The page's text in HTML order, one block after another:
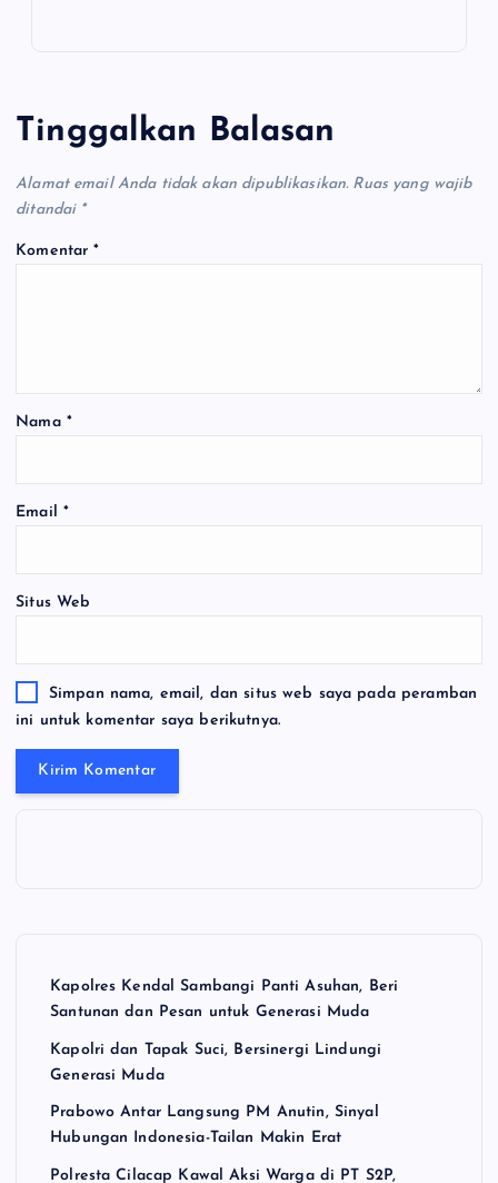
Tinggalkan Balasan
Alamat email Anda tidak akan dipublikasikan. Ruas yang wajib
ditandai *
Komentar*
Nama *
Email *
Situs Web
Simpan nama, email, dan situs web saya pada peramban
ini untuk komentar saya berikutnya.
Kapolres Kendal Sambangi Panti Asuhan, Beri
Santunan dan Pesan untuk Generasi Muda
Kapolri dan Tapak Suci, Bersinergi Lindungi
Generasi Muda
Prabowo Antar Langsung PM Anutin, Sinyal
Hubungan Indonesia-Tailan Makin Erat
Polresta Cilacap Kawal Aksi Warga di PT S2P,